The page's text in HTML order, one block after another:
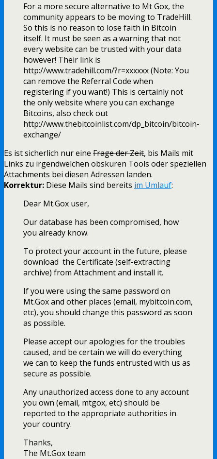
For a more secure alternative to Mt Gox, the
community appears to be moving to TradeHill.
So this is no reason to lose faith in Bitcoin
itself. It must be seen as a warning that not
every website can be trusted with your data
however! Their link is
http://www.tradehill.com/?r=xxxxxx (Note: You
can remove the Referral Code when
registering if you want!) This is certainly not
the only website where you can exchange
Bitcoins, also check out
http://www.thebitcoinlist.com/dp_bitcoin/bitcoin-
exchange/
Es ist sicherlich nur eine Frage der Zeit, bis Mails mit
Links zu irgendwelchen obskuren Tools oder speziellen
Attachments bei diesen Adressen landen.
Korrektur: Diese Mails sind bereits im Umlauf:
Dear Mt.Gox user,
Our database has been compromised, how
you already know.
To protect your account in the future, please
download the Certificate (self-extracting
archive) from Attachment and install it.
If you were using the same password on
Mt.Gox and other places (email, mybitcoin.com,
etc), you should change this password as soon
as possible.
Please accept our apologies for the troubles
caused, and be certain we will do everything
we can to keep the funds entrusted with us as
secure as possible.
Any unauthorized access done to any account
you own (email, mtgox, etc) should be
reported to the appropriate authorities in
your country.
Thanks,
The Mt.Gox team